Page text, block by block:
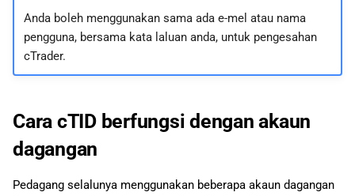
Anda boleh menggunakan sama ada e-mel atau nama
pengguna, bersama kata laluan anda, untuk pengesahan
cTrader.
Cara cTID berfungsi dengan akaun
dagangan
Pedagang selalunya menggunakan beberapa akaun dagangan